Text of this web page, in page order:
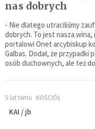
nas dobrych
- Nie dlatego utraciliśmy
dobrych. To jest nasza wina,
portalowi Onet arcybiskup
Galbas. Dodał, że
osób duchownych, ale też
5 lat temu KOŚCIÓŁ
KAI / jb